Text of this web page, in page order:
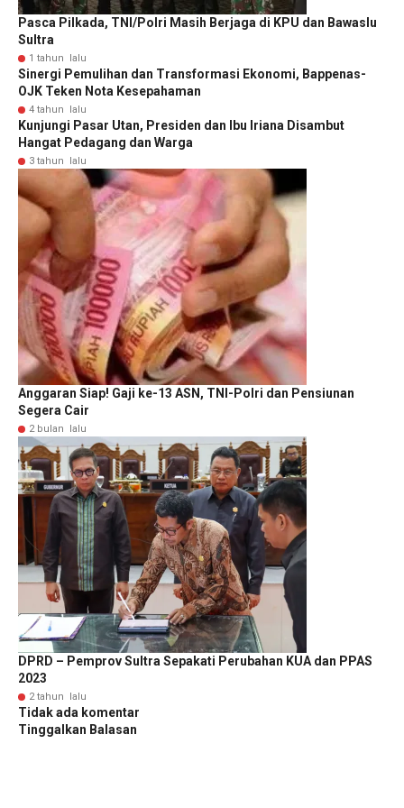
Pasca Pilkada, TNI/Polri Masih Berjaga di KPU dan Bawaslu
Sultra
1 tahun lalu
Sinergi Pemulihan dan Transformasi Ekonomi, Bappenas-
OJK Teken Nota Kesepahaman
4 tahun lalu
Kunjungi Pasar Utan, Presiden dan Ibu Iriana Disambut
Hangat Pedagang dan Warga
3 tahun lalu
Anggaran Siap! Gaji ke-13 ASN, TNI-Polri dan Pensiunan
Segera Cair
2 bulan lalu
DPRD – Pemprov Sultra Sepakati Perubahan KUA dan PPAS
2023
2 tahun lalu
Tidak ada komentar
Tinggalkan Balasan